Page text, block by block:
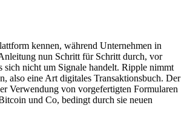
kennen, während Unternehmen in
nun Schritt für Schritt durch, vor
sich nicht um Signale handelt. Ripple nimmt
also eine Art digitales Transaktionsbuch. Der
Verwendung von vorgefertigten Formularen
und Co, bedingt durch sie neuen